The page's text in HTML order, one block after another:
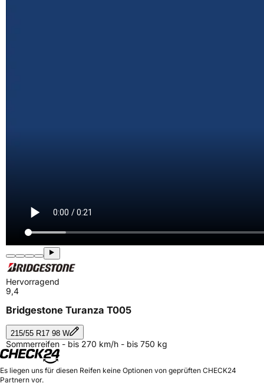
Hervorragend
9,4
Bridgestone Turanza T005
215/55 R17 98 W
Sommerreifen - bis 270 km/h - bis 750 kg
Es liegen uns für diesen Reifen keine Optionen von geprüften CHECK24
Partnern vor.